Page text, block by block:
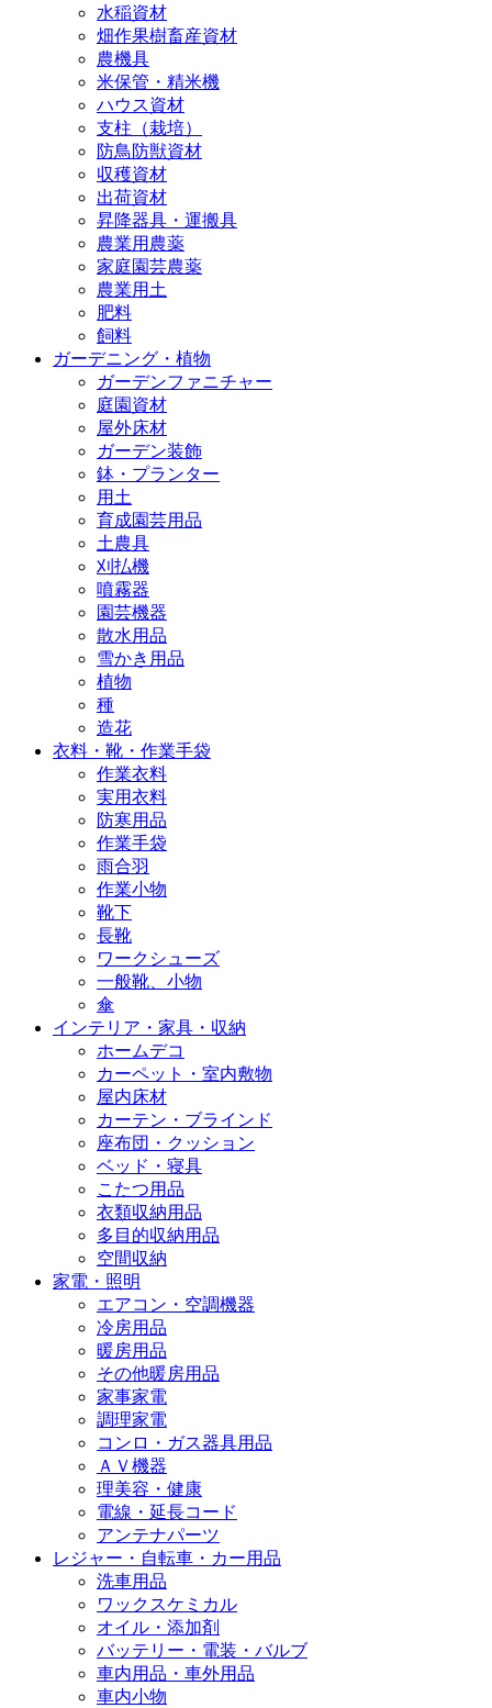
水稲資材
畑作果樹畜産資材
農機具
米保管・精米機
ハウス資材
支柱（栽培）
防鳥防獣資材
収穫資材
出荷資材
昇降器具・運搬具
農業用農薬
家庭園芸農薬
農業用土
肥料
飼料
ガーデニング・植物
ガーデンファニチャー
庭園資材
屋外床材
ガーデン装飾
鉢・プランター
用土
育成園芸用品
土農具
刈払機
噴霧器
園芸機器
散水用品
雪かき用品
植物
種
造花
衣料・靴・作業手袋
作業衣料
実用衣料
防寒用品
作業手袋
雨合羽
作業小物
靴下
長靴
ワークシューズ
一般靴、小物
傘
インテリア・家具・収納
ホームデコ
カーペット・室内敷物
屋内床材
カーテン・ブラインド
座布団・クッション
ベッド・寝具
こたつ用品
衣類収納用品
多目的収納用品
空間収納
家電・照明
エアコン・空調機器
冷房用品
暖房用品
その他暖房用品
家事家電
調理家電
コンロ・ガス器具用品
ＡＶ機器
理美容・健康
電線・延長コード
アンテナパーツ
レジャー・自転車・カー用品
洗車用品
ワックスケミカル
オイル・添加剤
バッテリー・電装・バルブ
車内用品・車外用品
車内小物